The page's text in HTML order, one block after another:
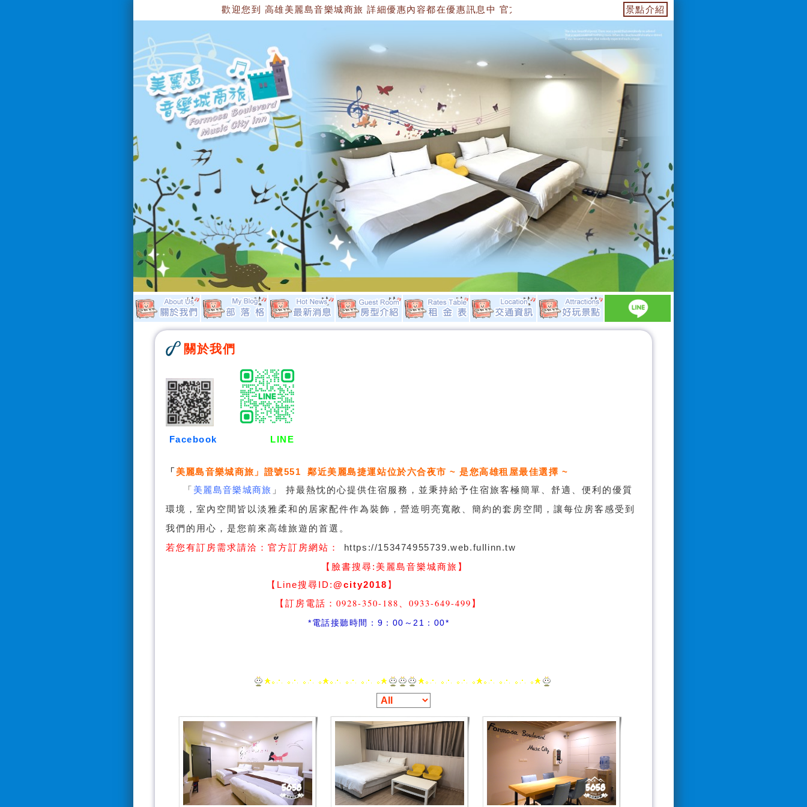
歡迎您到 高雄美麗島音樂城商旅 詳細優惠內容都在優惠訊息中 官方網站：https://153474955739.web.fullinn.tw 訂房電話：
景點介紹
關於我們
Facebook LINE
「 美麗島音樂城商旅 」證號551 鄰近美麗島捷運站位於六合夜市 ~ 是您高雄租屋最佳選擇 ~
「 美麗島音樂城商旅 」 持最熱忱的心提供住宿服務，並秉持給予住宿旅客極簡單、舒適、便利的優質
環境，室內空間皆以淡雅柔和的居家配件作為裝飾，營造明亮寬敞、簡約的套房空間，讓每位房客感受到
我們的用心，是您前來高雄旅遊的首選。
若您有訂房需求請洽： 官方訂房網站： https://153474955739.web.fullinn.tw
【臉書搜尋: 美麗島音樂城商旅 】
【Line搜尋ID:@city2018 】
【訂房電話：0928-350-188、0933-649-499 】
*電話接聽時間：9：00～21：00*